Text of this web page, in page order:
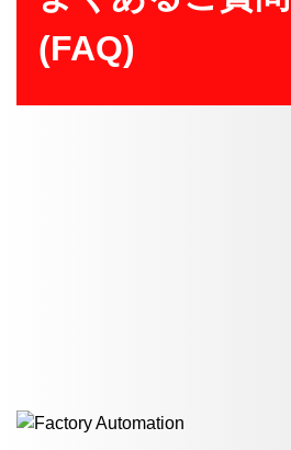
(FAQ)